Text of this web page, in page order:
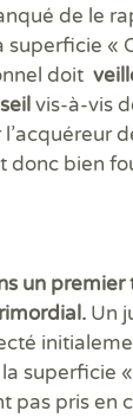
de le
superficie «
doit
vis-à-vis
donc bien
premier
Un
superficie
pas pris en